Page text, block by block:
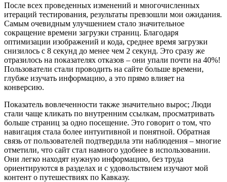
После всех проведенных изменений и многочисленных
итераций тестирования, результаты превзошли мои ожидания.
Самым очевидным улучшением стало значительное
сокращение времени загрузки страниц. Благодаря
оптимизации изображений и кода, среднее время загрузки
снизилось с 8 секунд до менее чем 2 секунд. Это сразу же
отразилось на показателях отказов – они упали почти на 40%!
Пользователи стали проводить на сайте больше времени,
глубже изучать информацию, а это прямо влияет на
конверсию.
Показатель вовлеченности также значительно вырос; Люди
стали чаще кликать по внутренним ссылкам, просматривать
больше страниц за одно посещение. Это говорит о том, что
навигация стала более интуитивной и понятной. Обратная
связь от пользователей подтвердила эти наблюдения – многие
отметили, что сайт стал намного удобнее в использовании.
Они легко находят нужную информацию, без труда
ориентируются в разделах и с удовольствием изучают мой
контент о путешествиях по Кавказу.